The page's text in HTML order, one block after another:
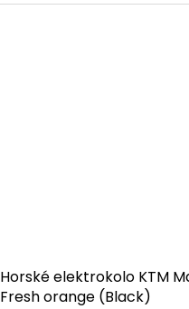
Horské elektrokolo KTM
Fresh orange (Black)